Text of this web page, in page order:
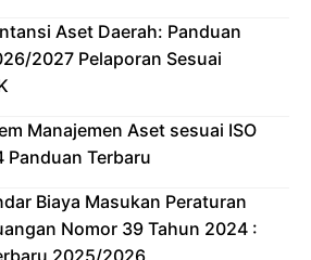
Aset Daerah: Panduan
2027 Pelaporan Sesuai
Manajemen Aset sesuai ISO
Panduan Terbaru
Biaya Masukan Peraturan
Nomor 39 Tahun 2024 :